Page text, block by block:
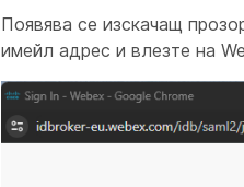
Появява се изскачащ
имейл адрес и влезте на